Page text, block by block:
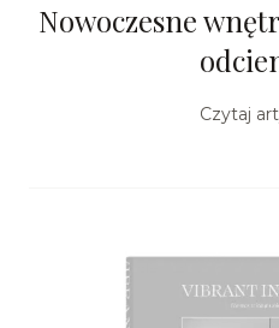
Nowoczesne
Czytaj